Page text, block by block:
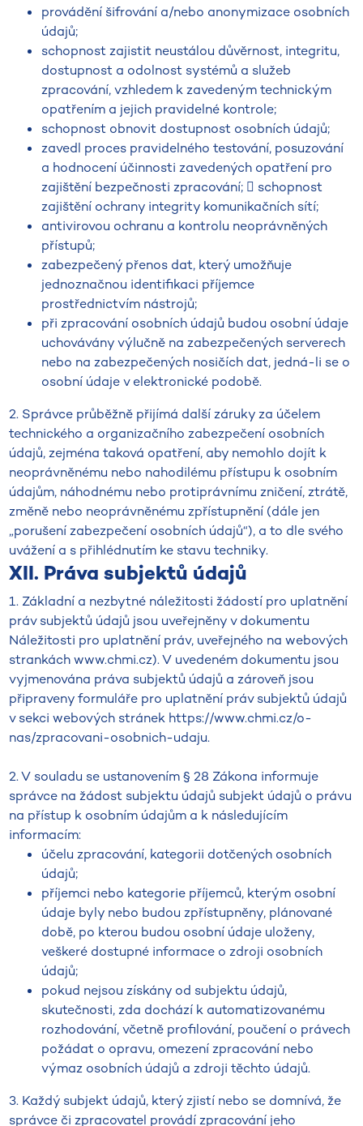
provádění šifrování a/nebo anonymizace osobních
údajů;
schopnost zajistit neustálou důvěrnost, integritu,
dostupnost a odolnost systémů a služeb
zpracování, vzhledem k zavedeným technickým
opatřením a jejich pravidelné kontrole;
schopnost obnovit dostupnost osobních údajů;
zavedl proces pravidelného testování, posuzování
a hodnocení účinnosti zavedených opatření pro
zajištění bezpečnosti zpracování;  schopnost
zajištění ochrany integrity komunikačních sítí;
antivirovou ochranu a kontrolu neoprávněných
přístupů;
zabezpečený přenos dat, který umožňuje
jednoznačnou identifikaci příjemce
prostřednictvím nástrojů;
při zpracování osobních údajů budou osobní údaje
uchovávány výlučně na zabezpečených serverech
nebo na zabezpečených nosičích dat, jedná-li se o
osobní údaje v elektronické podobě.
2. Správce průběžně přijímá další záruky za účelem
technického a organizačního zabezpečení osobních
údajů, zejména taková opatření, aby nemohlo dojít k
neoprávněnému nebo nahodilému přístupu k osobním
údajům, náhodnému nebo protiprávnímu zničení, ztrátě,
změně nebo neoprávněnému zpřístupnění (dále jen
„porušení zabezpečení osobních údajů“), a to dle svého
uvážení a s přihlédnutím ke stavu techniky.
XII. Práva subjektů údajů
1. Základní a nezbytné náležitosti žádostí pro uplatnění
práv subjektů údajů jsou uveřejněny v dokumentu
Náležitosti pro uplatnění práv, uveřejného na webových
strankách www.chmi.cz). V uvedeném dokumentu jsou
vyjmenována práva subjektů údajů a zároveň jsou
připraveny formuláře pro uplatnění práv subjektů údajů
v sekci webových stránek https://www.chmi.cz/o-
nas/zpracovani-osobnich-udaju.
2. V souladu se ustanovením § 28 Zákona informuje
správce na žádost subjektu údajů subjekt údajů o právu
na přístup k osobním údajům a k následujícím
informacím:
účelu zpracování, kategorii dotčených osobních
údajů;
příjemci nebo kategorie příjemců, kterým osobní
údaje byly nebo budou zpřístupněny, plánované
době, po kterou budou osobní údaje uloženy,
veškeré dostupné informace o zdroji osobních
údajů;
pokud nejsou získány od subjektu údajů,
skutečnosti, zda dochází k automatizovanému
rozhodování, včetně profilování, poučení o právech
požádat o opravu, omezení zpracování nebo
výmaz osobních údajů a zdroji těchto údajů.
3. Každý subjekt údajů, který zjistí nebo se domnívá, že
správce či zpracovatel provádí zpracování jeho